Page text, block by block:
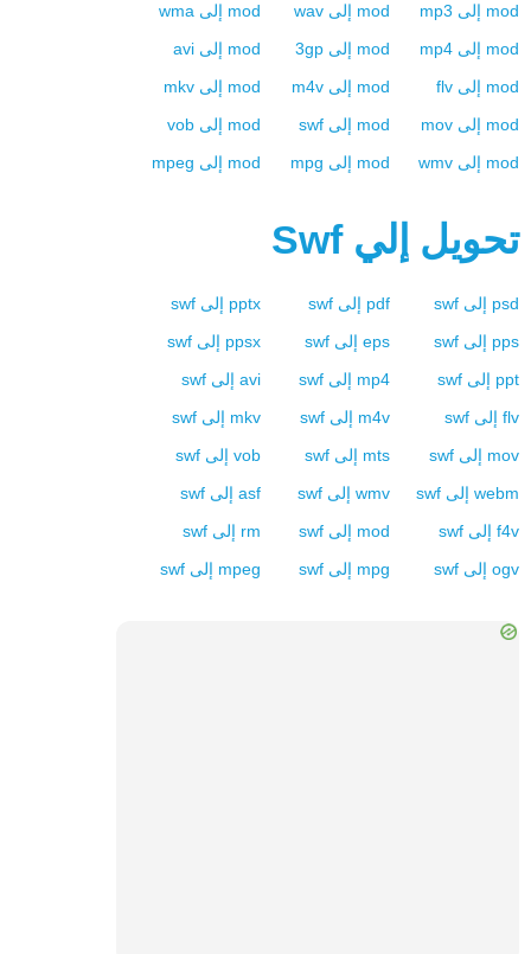
mod إلى mp3
mod إلى wav
mod إلى wma
mod إلى mp4
mod إلى 3gp
mod إلى avi
mod إلى flv
mod إلى m4v
mod إلى mkv
mod إلى mov
mod إلى swf
mod إلى vob
mod إلى wmv
mod إلى mpg
mod إلى mpeg
تحويل إلي Swf
psd إلى swf
pdf إلى swf
pptx إلى swf
pps إلى swf
eps إلى swf
ppsx إلى swf
ppt إلى swf
mp4 إلى swf
avi إلى swf
flv إلى swf
m4v إلى swf
mkv إلى swf
mov إلى swf
mts إلى swf
vob إلى swf
webm إلى swf
wmv إلى swf
asf إلى swf
f4v إلى swf
mod إلى swf
rm إلى swf
ogv إلى swf
mpg إلى swf
mpeg إلى swf